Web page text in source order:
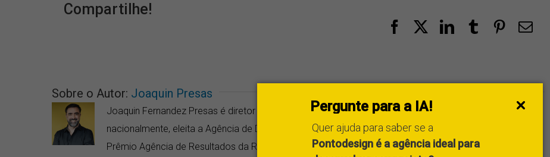
Pergunte para a IA!
Quer ajuda para saber se a
Pontodesign é a agência ideal para
Compartilhe!
FacebookLinkedInTumblrPinterest
E-
Sobre o Autor: Joaquin Presas
Joaquin Fernandez Presas é diretor da Pontodesign, agência de marketing digital e design reconhecida
nacionalmente, eleita a Agência de Design do Ano em 2007 e 2025, e vencedora de uma categoria do
Prêmio Agência de Resultados da RD Station. Mestre e doutorando em Marketing, atua como professor